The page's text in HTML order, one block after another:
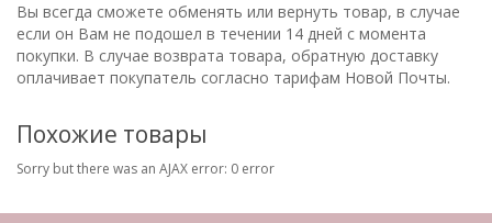
Вы всегда сможете обменять или вернуть товар, в случае
если он Вам не подошел в течении 14 дней с момента
покупки. В случае возврата товара, обратную доставку
оплачивает покупатель согласно тарифам Новой Почты.
Похожие товары
Sorry but there was an AJAX error: 0 error